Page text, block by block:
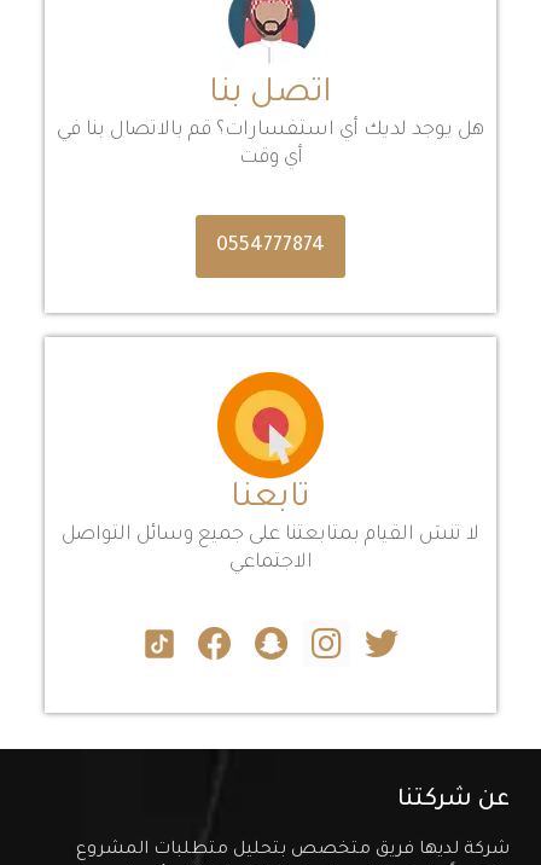
اتصل بنا
هل يوجد لديك أي استفسارات؟ قم بالاتصال بنا في
أي وقت
0554777874
تابعنا
لا تنسَ القيام بمتابعتنا على جميع وسائل التواصل
الاجتماعي
عن شركتنا
شركة لديها فريق متخصص بتحليل متطلبات المشروع